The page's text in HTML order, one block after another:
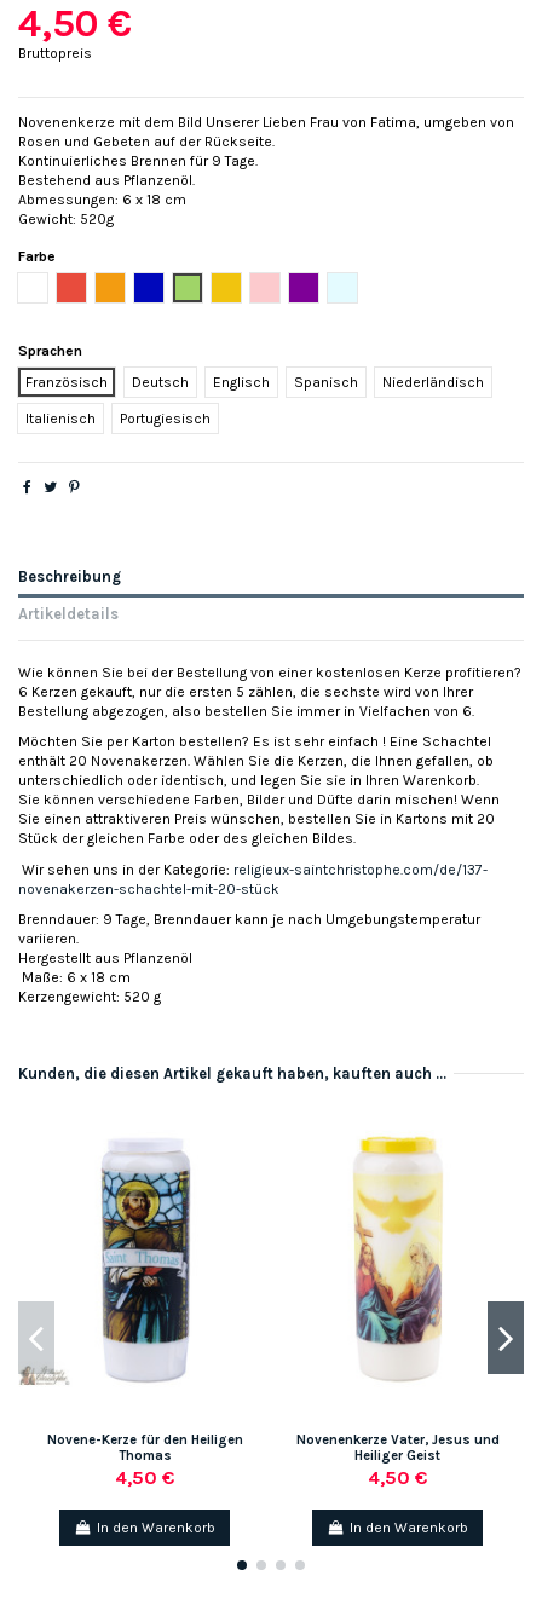
4,50 €
Bruttopreis
Novenenkerze mit dem Bild Unserer Lieben Frau von Fatima, umgeben von
Rosen und Gebeten auf der Rückseite.
Kontinuierliches Brennen für 9 Tage.
Bestehend aus Pflanzenöl.
Abmessungen: 6 x 18 cm
Gewicht: 520g
Farbe
Sprachen
Französisch
Deutsch Englisch Spanisch Niederländisch
Italienisch Portugiesisch
Beschreibung
Artikeldetails
Wie können Sie bei der Bestellung von einer kostenlosen Kerze profitieren?
6 Kerzen gekauft, nur die ersten 5 zählen, die sechste wird von Ihrer
Bestellung abgezogen, also bestellen Sie immer in Vielfachen von 6.
Möchten Sie per Karton bestellen? Es ist sehr einfach ! Eine Schachtel
enthält 20 Novenakerzen. Wählen Sie die Kerzen, die Ihnen gefallen, ob
unterschiedlich oder identisch, und legen Sie sie in Ihren Warenkorb.
Sie können verschiedene Farben, Bilder und Düfte darin mischen! Wenn
Sie einen attraktiveren Preis wünschen, bestellen Sie in Kartons mit 20
Stück der gleichen Farbe oder des gleichen Bildes.
Wir sehen uns in der Kategorie: religieux-saintchristophe.com/de/137-
novenakerzen-schachtel-mit-20-stück
Brenndauer: 9 Tage, Brenndauer kann je nach Umgebungstemperatur
variieren.
Hergestellt aus Pflanzenöl
Maße: 6 x 18 cm
Kerzengewicht: 520 g
Kunden, die diesen Artikel gekauft haben, kauften auch ...
Novene-Kerze für den Heiligen
Thomas
4,50 €
In den Warenkorb
Novenenkerze Vater, Jesus und
Heiliger Geist
4,50 €
In den Warenkorb